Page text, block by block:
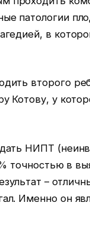
патологии
в
второго
Котову, у
НИПТ
точностью в
–
Именно он